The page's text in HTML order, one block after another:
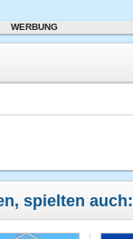
WERBUNG
spielten auch: